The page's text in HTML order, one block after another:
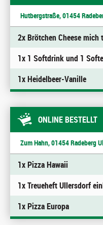
Hutbergstraße, 01454
2x Brötchen Cheese mich
1x 1 Softdrink und 1
1x Heidelbeer-Vanille
ONLINE BESTELLT
Zum Hahn, 01454 Radeberg
1x Pizza Hawaii
1x Treueheft Ullersdorf
1x Pizza Europa